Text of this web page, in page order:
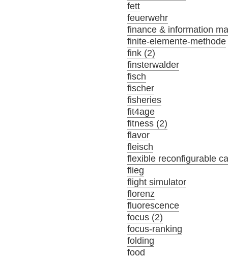
fett
feuerwehr
finance & information
finite-elemente-methode
fink (2)
finsterwalder
fisch
fischer
fisheries
fit4age
fitness (2)
flavor
fleisch
flexible reconfigurable
flieg
flight simulator
florenz
fluorescence
focus (2)
focus-ranking
folding
food